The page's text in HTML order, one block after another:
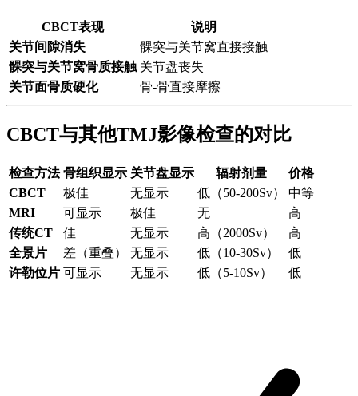
CBCT表现
说明
关节间隙消失
髁突与关节窝直接接触
髁突与关节窝骨质接触 关节盘丧失
关节面骨质硬化
骨-骨直接摩擦
CBCT与其他TMJ影像检查的对比
检查方法 骨组织显示 关节盘显示 辐射剂量
价格
CBCT
极佳 无显示 低（50-200Sv）
中等
MRI
可显示 极佳 无
高
传统CT
佳 无显示 高（2000Sv）
高
全景片
差（重叠） 无显示 低（10-30Sv）
低
许勒位片 可显示 无显示 低（5-10Sv） 低